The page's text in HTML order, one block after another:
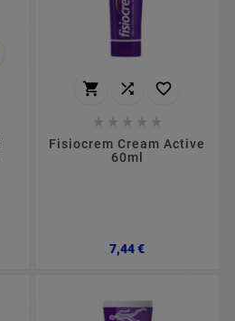
  
    
Fisiocrem Cream Active
60ml
7,44 €Preço